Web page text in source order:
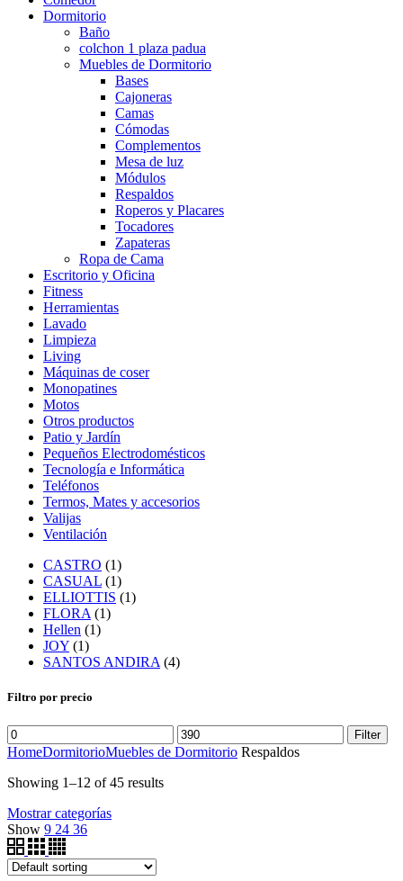
Dormitorio
Baño
colchon 1 plaza padua
Muebles de Dormitorio
Bases
Cajoneras
Camas
Cómodas
Complementos
Mesa de luz
Módulos
Respaldos
Roperos y Placares
Tocadores
Zapateras
Ropa de Cama
Escritorio y Oficina
Fitness
Herramientas
Lavado
Limpieza
Living
Máquinas de coser
Monopatines
Motos
Otros productos
Patio y Jardín
Pequeños Electrodomésticos
Tecnología e Informática
Teléfonos
Termos, Mates y accesorios
Valijas
Ventilación
CASTRO (1)
CASUAL (1)
ELLIOTTIS (1)
FLORA (1)
Hellen (1)
JOY (1)
SANTOS ANDIRA (4)
Filtro por precio
Filter
HomeDormitorioMuebles de Dormitorio Respaldos
Showing 1–12 of 45 results
Mostrar categorías
Show 9 24 36